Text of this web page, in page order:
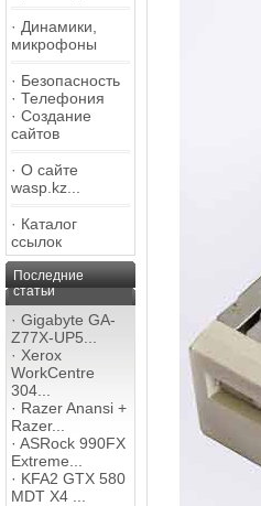
· Динамики,
микрофоны
· Безопасность
· Телефония
· Создание
сайтов
· О сайте
wasp.kz...
· Каталог
ссылок
Последние
статьи
· Gigabyte GA-
Z77X-UP5...
· Xerox
WorkCentre
304...
· Razer Anansi +
Razer...
· ASRock 990FX
Extreme...
· KFA2 GTX 580
MDT X4 ...